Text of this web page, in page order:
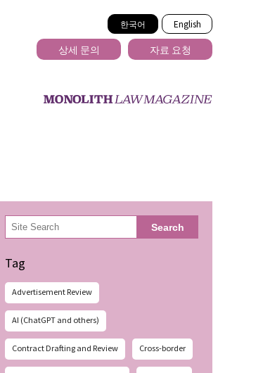
한국어 English
상세 문의 자료 요청
検
索 Search
Tag
Advertisement Review
AI (ChatGPT and others)
Contract Drafting and Review Cross-border